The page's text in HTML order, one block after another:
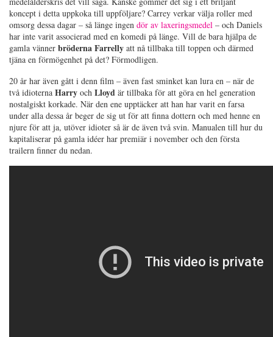
koncept i detta uppkoka till uppföljare? Carrey verkar välja roller med
omsorg dessa dagar – så länge ingen dör av laxeringsmedel – och Daniels
har inte varit associerad med en komedi på länge. Vill de bara hjälpa de
gamla vänner bröderna Farrelly att nå tillbaka till toppen och därmed
tjäna en förmögenhet på det? Förmodligen.
20 år har även gått i denn film – även fast sminket kan lura en – när de
två idioterna Harry och Lloyd är tillbaka för att göra en hel generation
nostalgiskt korkade. När den ene upptäcker att han har varit en farsa
under alla dessa år beger de sig ut för att finna dottern och med henne en
njure för att ja, utöver idioter så är de även två svin. Manualen till hur du
kapitaliserar på gamla idéer har premiär i november och den första
trailern finner du nedan.